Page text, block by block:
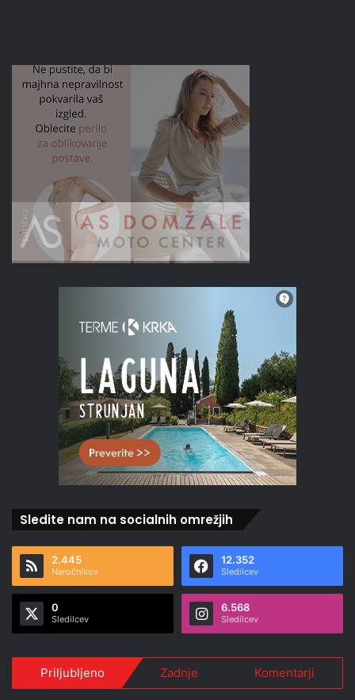
Sledite nam na socialnih omrežjih
2.445
Naročnikov
12.352
Sledilcev
0
Sledilcev
6.568
Sledilcev
Priljubljeno Zadnje Komentarji